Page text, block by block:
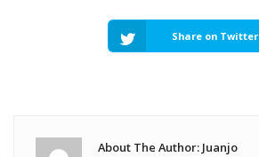
Share on Twitter
About The Author: Juanjo